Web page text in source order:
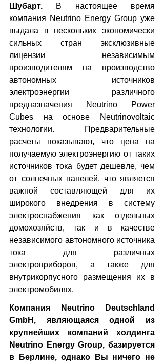
Шубарт. В настоящее время
компания Neutrino Energy Group уже
выдала в нескольких экономически
сильных стран эксклюзивные
лицензии независимым
производителям на производство
автономных источников
электроэнергии различного
предназначения Neutrino Power
Cubes на основе Neutrinovoltaic
технологии. Предварительные
расчеты показывают, что цена на
получаемую электроэнергию от таких
источников тока будет дешевле, чем
от солнечных панелей, что является
важной составляющей для их
широкого внедрения в систему
электроснабжения как отдельных
домохозяйств, так и в качестве
независимого автономного источника
тока для различных
электроприборов, а также для
внутрикорпусного размещения их в
электромобилях.
Компания Neutrino Deutschland
GmbH, являющаяся одной из
крупнейших компаний холдинга
Neutrino Energy Group, базируется
в Берлине, однако Вы ничего не